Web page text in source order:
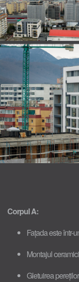
Corpul A:
Fațada este într-
Montajul
Gletuirea